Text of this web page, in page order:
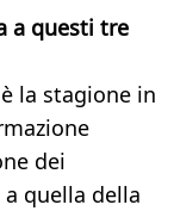
a questi tre
la stagione in
dei
quella della